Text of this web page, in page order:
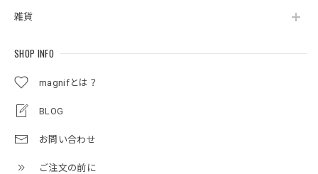
雑貨
SHOP INFO
magnifとは？
BLOG
お問い合わせ
ご注文の前に